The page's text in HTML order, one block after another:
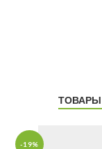
ТОВАРЫ
-19%